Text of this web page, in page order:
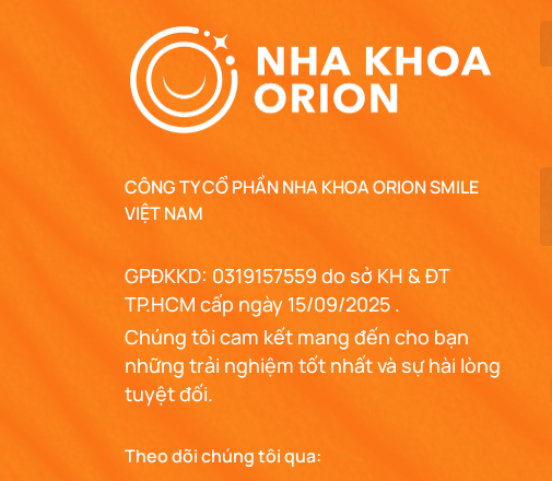
CÔNG TY CỔ PHẦN NHA KHOA ORION SMILE
VIỆT NAM
GPĐKKD: 0319157559 do sở KH & ĐT
TP.HCM cấp ngày 15/09/2025 .
Chúng tôi cam kết mang đến cho bạn
những trải nghiệm tốt nhất và sự hài lòng
tuyệt đối.
Theo dõi chúng tôi qua: